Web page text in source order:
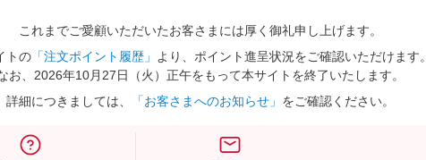
これまでご愛顧いただいたお客さまには厚く御礼申し上げます。
トの 「注文ポイント履歴」
より、ポイント進呈状況をご確認いただけます。
お、2026年10月27日（火）正午をもって本サイトを終了いたします。
詳細につきましては、
「お客さまへのお知らせ」 をご確認ください。